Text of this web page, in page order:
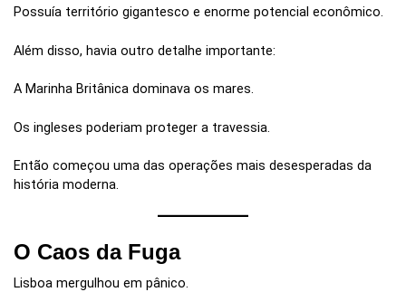
Possuía território gigantesco e enorme potencial econômico.
Além disso, havia outro detalhe importante:
A Marinha Britânica dominava os mares.
Os ingleses poderiam proteger a travessia.
Então começou uma das operações mais desesperadas da
história moderna.
O Caos da Fuga
Lisboa mergulhou em pânico.